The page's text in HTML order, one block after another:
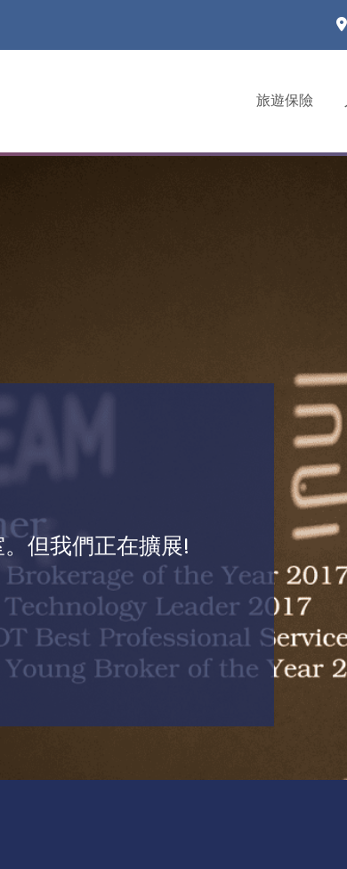
旅遊保險
但我們正在擴展!